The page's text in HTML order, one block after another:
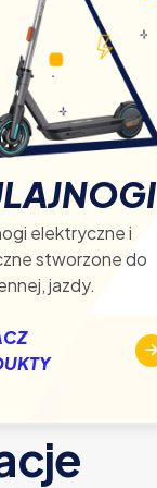
elektryczne i
stworzone do
jazdy.